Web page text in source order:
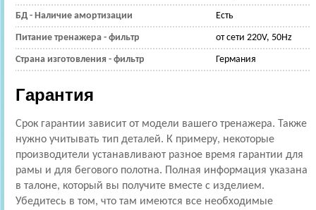
БД - Наличие амортизации Есть
Питание тренажера - фильтр от сети 220V, 50Hz
Страна изготовления - фильтр Германия
Гарантия
Срок гарантии зависит от модели вашего тренажера. Также
нужно учитывать тип деталей. К примеру, некоторые
производители устанавливают разное время гарантии для
рамы и для бегового полотна. Полная информация указана
в талоне, который вы получите вместе с изделием.
Убедитесь в том, что там имеются все необходимые